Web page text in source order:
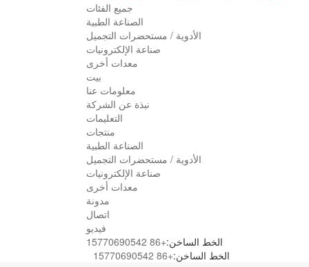
جميع الفئات
الصناعة الطبية
الأدوية / مستحضرات التجميل
صناعة الإلكترونيات
معدات أخرى
بيت
معلومات عنا
نبذة عن الشركة
التعليمات
منتجات
الصناعة الطبية
الأدوية / مستحضرات التجميل
صناعة الإلكترونيات
معدات أخرى
مدونة
اتصال
فيديو
الخط الساخن:+86 15770690542
الخط الساخن:+86 15770690542